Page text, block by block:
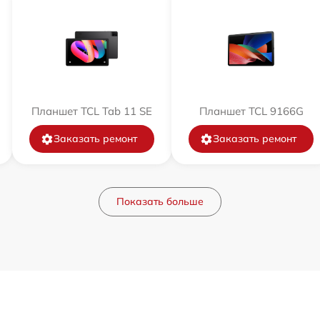
Планшет TCL Tab 11 SE
Заказать ремонт
Планшет TCL 9166G
Заказать ремонт
Показать больше